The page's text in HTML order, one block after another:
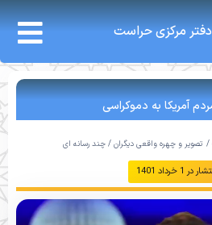
دفتر مرکزی حراست
آمریکا به دموکراسی
/ تصویر و چهره واقعی دیگران / چند رسانه ای
در 1 خرداد 1401
نمایشگر